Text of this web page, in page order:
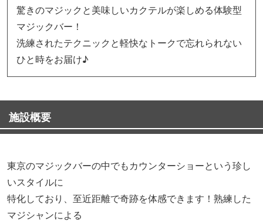
驚きのマジックと美味しいカクテルが楽しめる体験型
マジックバー！
洗練されたテクニックと軽快なトークで忘れられない
ひと時をお届け♪
施設概要
東京のマジックバーの中でもカウンターショーという珍し
いスタイルに
特化しており、至近距離で奇跡を体感できます！熟練した
マジシャンによる